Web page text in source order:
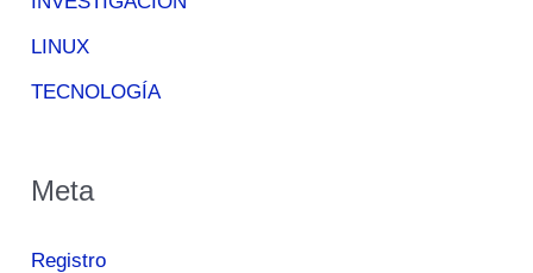
LINUX
TECNOLOGÍA
Meta
Registro